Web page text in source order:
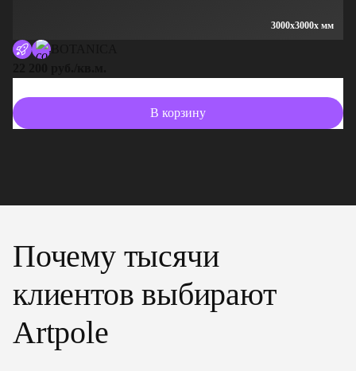
3000x3000x мм
В корзину
Почему тысячи
клиентов выбирают
Artpole